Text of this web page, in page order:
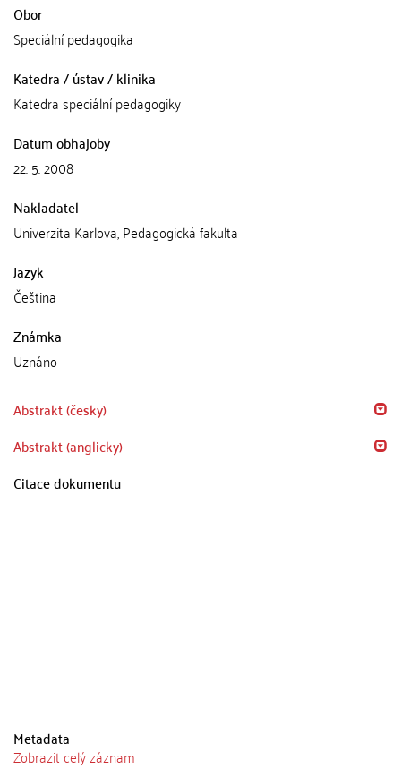
Obor
Speciální pedagogika
Katedra / ústav / klinika
Katedra speciální pedagogiky
Datum obhajoby
22. 5. 2008
Nakladatel
Univerzita Karlova, Pedagogická fakulta
Jazyk
Čeština
Známka
Uznáno
Abstrakt (česky)
Abstrakt (anglicky)
Citace dokumentu
Metadata
Zobrazit celý záznam